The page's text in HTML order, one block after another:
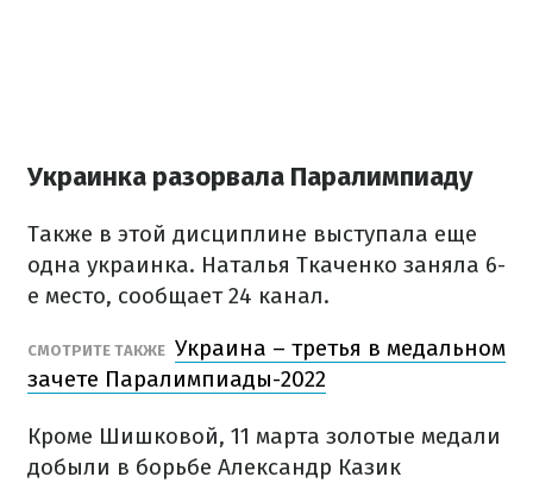
Украинка разорвала Паралимпиаду
Также в этой дисциплине выступала еще
одна украинка. Наталья Ткаченко заняла 6-
е место, сообщает 24 канал.
СМОТРИТЕ ТАКЖЕ Украина – третья в медальном
зачете Паралимпиады-2022
Кроме Шишковой, 11 марта золотые медали
добыли в борьбе Александр Казик